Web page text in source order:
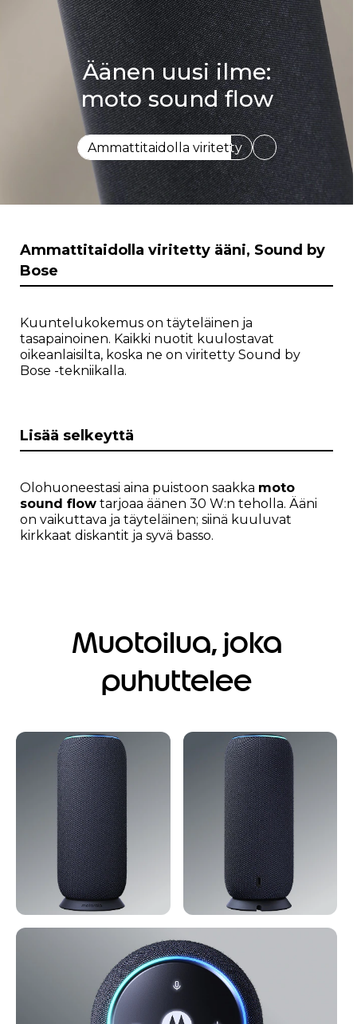
Äänen uusi ilme:
moto sound flow
Selkeästi tehokas
I
t
e
m
o
f
1
Ammattitaidolla viritetty ääni, Sound by
Bose
Kuuntelukokemus on täyteläinen ja
tasapainoinen. Kaikki nuotit kuulostavat
oikeanlaisilta, koska ne on viritetty Sound by
Bose -tekniikalla.
Lisää selkeyttä
Olohuoneestasi aina puistoon saakka moto
sound flow tarjoaa äänen 30 W:n teholla. Ääni
on vaikuttava ja täyteläinen; siinä kuuluvat
kirkkaat diskantit ja syvä basso.
Muotoilua, joka
puhuttelee